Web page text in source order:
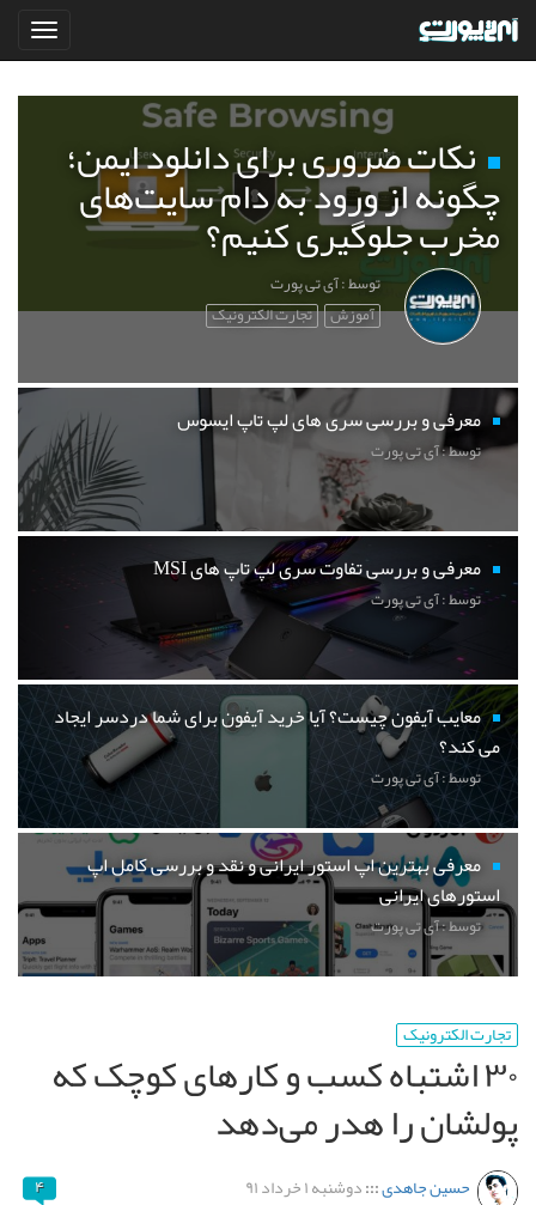
نکات ضروری برای دانلود ایمن؛
چگونه از ورود به دام سایت‌های
مخرب جلوگیری کنیم؟
توسط : آی تی پورت
آموزش تجارت الکترونیک
معرفی و بررسی سری های لپ تاپ ایسوس
توسط : آی تی پورت
معرفی و بررسی تفاوت سری لپ تاپ های MSI
توسط : آی تی پورت
معایب آیفون چیست؟ آیا خرید آیفون برای شما دردسر ایجاد
می کند؟
توسط : آی تی پورت
معرفی بهترین اپ استور ایرانی و نقد و بررسی کامل اپ
استورهای ایرانی
توسط : آی تی پورت
تجارت الکترونیک
۳۰ اشتباه کسب و کارهای کوچک که
پولشان را هدر می‌دهد
حسین جاهدی:::دوشنبه ۱ خرداد ۹۱ ۴